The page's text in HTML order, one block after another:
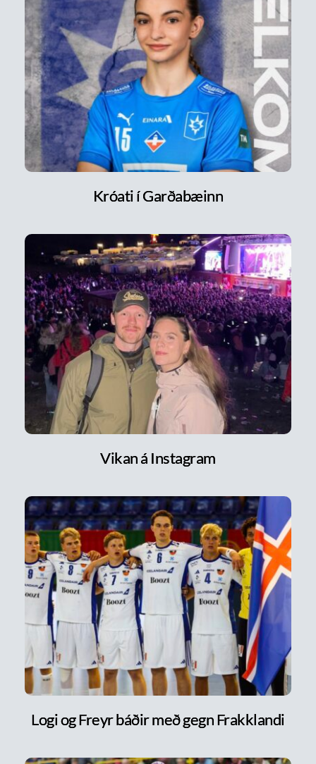
Króati í Garðabæinn
Vikan á Instagram
Logi og Freyr báðir með gegn Frakklandi